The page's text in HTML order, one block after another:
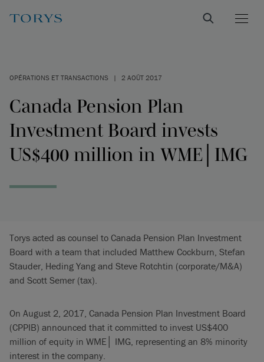
OPÉRATIONS ET TRANSACTIONS | 2 AOÛT 2017
Canada Pension Plan
Investment Board invests
US$400 million in WME│IMG
Torys acted as counsel to Canada Pension Plan Investment
Board with a team that included Matthew Cockburn, Stefan
Stauder, Heding Yang and Steve Rotchtin (corporate/M&A)
and Scott Semer (tax).
On August 2, 2017, Canada Pension Plan Investment Board
(CPPIB) announced that it committed to invest US$400
million of equity in WME│ IMG, representing an 8% minority
interest in the company.